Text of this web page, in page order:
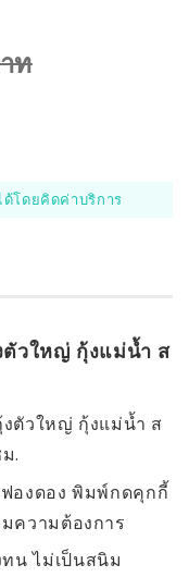
ท
โดยคิดค่าบริการ
วใหญ่ กุ้งแม่น้ำ ส
ตัวใหญ่ กุ้งแม่น้ำ ส
.
องดอง พิมพ์กดคุกกี้
ความต้องการ
น ไม่เป็นสนิม